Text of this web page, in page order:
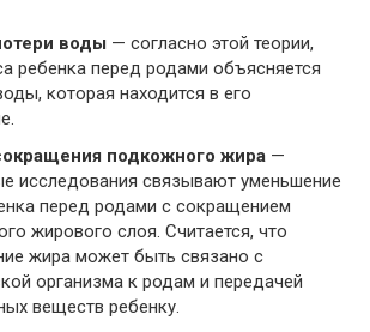
воды — согласно этой теории,
ребенка перед родами объясняется
которая находится в его
подкожного жира —
исследования связывают уменьшение
перед родами с сокращением
жирового слоя. Считается, что
жира может быть связано с
организма к родам и передачей
веществ ребенку.